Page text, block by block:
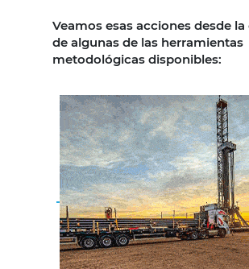
Veamos esas acciones desde
de algunas de las herramientas
metodológicas disponibles: